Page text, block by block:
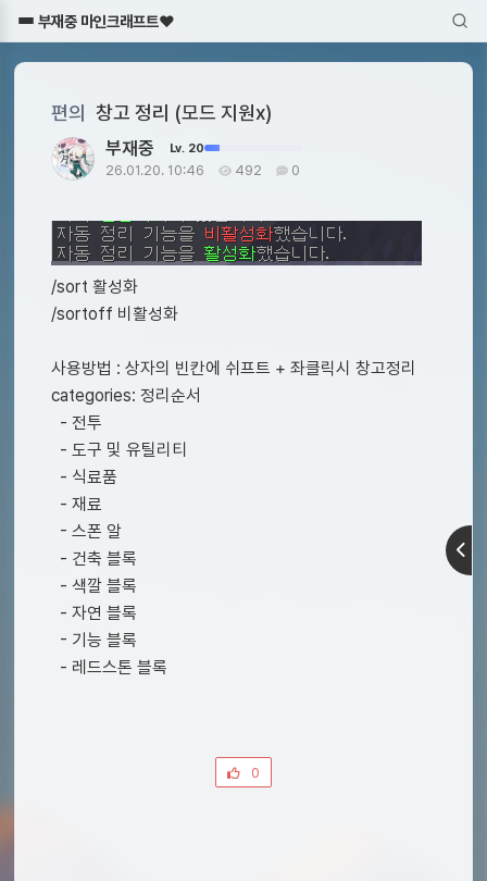
부재중 마인크래프트♥
편의 창고 정리 (모드 지원x)
부재중 Lv. 20
26.01.20. 10:46 492 0
/sort 활성화
/sortoff 비활성화
사용방법 : 상자의 빈칸에 쉬프트 + 좌클릭시 창고정리
categories: 정리순서
- 전투
- 도구 및 유틸리티
- 식료품
- 재료
- 스폰 알
- 건축 블록
- 색깔 블록
- 자연 블록
- 기능 블록
- 레드스톤 블록
0